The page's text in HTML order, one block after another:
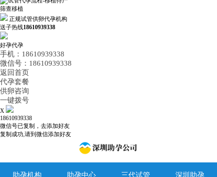
筛查移植
正规试管供卵代孕机构
送子热线18610939338
好孕代孕
手机：18610939338
微信号：18610939338
返回首页
代孕套餐
供卵咨询
一键拨号
X
18610939338
微信号已复制，去添加好友
复制成功,请到微信添加好友
助孕机构 助孕中心 三代试管
深圳助孕